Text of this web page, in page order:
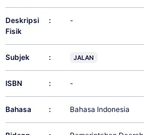
Deskripsi
Fisik
: -
Subjek : JALAN
ISBN : -
Bahasa : Bahasa Indonesia